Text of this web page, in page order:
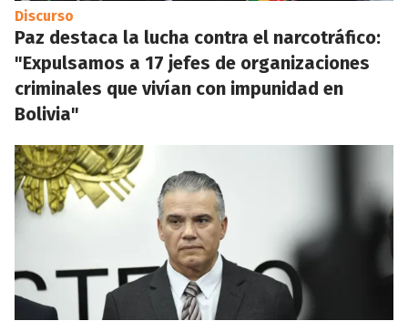
Discurso
Paz destaca la lucha contra el narcotráfico:
"Expulsamos a 17 jefes de organizaciones
criminales que vivían con impunidad en
Bolivia"